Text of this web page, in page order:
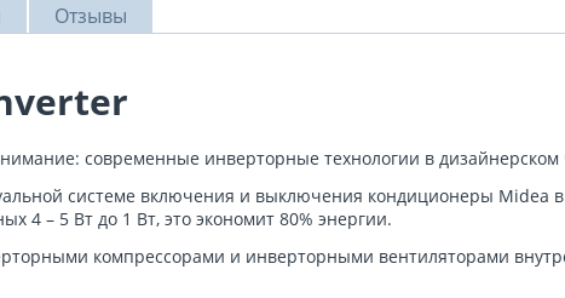
Отзывы
современные инверторные технологии в
системе включения и выключения кондиционеры
4 – 5 Вт до 1 Вт, это экономит 80% энергии.
компрессорами и инверторными вентиляторами